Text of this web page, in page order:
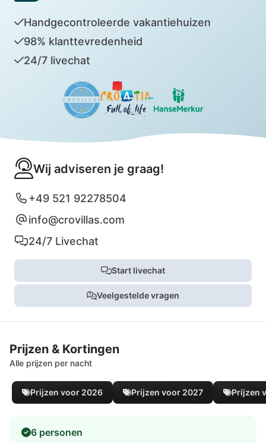
Handgecontroleerde vakantiehuizen
98% klanttevredenheid
24/7 livechat
Wij adviseren je graag!
+49 521 92278504
info@crovillas.com
24/7 Livechat
Start livechat
Veelgestelde vragen
Prijzen & Kortingen
Alle prijzen per nacht
Prijzen voor 2026 Prijzen voor 2027 Prijzen
6 personen